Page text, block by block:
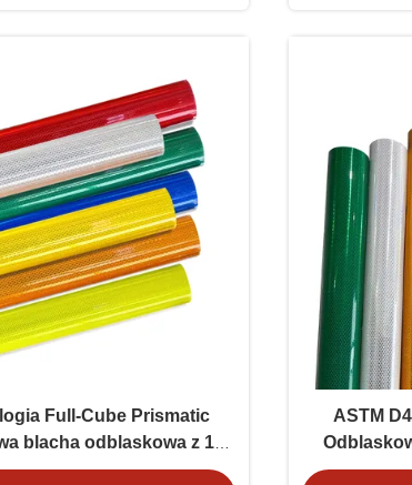
Full-Cube Prismatic
blacha odblaskowa z 10-
dla bezpieczeństwa
ASTM
klejem